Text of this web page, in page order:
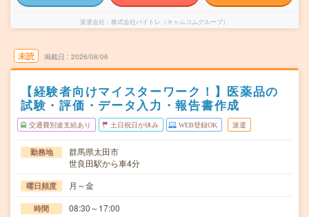
派遣会社 株式会社バイトレ（キャムコムグループ）
未読 掲載日 2026/08/06
【経験者向けマイスターワーク！】医薬品の
試験・評価・データ入力・報告書作成
交通費別途支給あり 土日祝日が休み WEB登録OK 派遣
勤務地
群馬県太田市
世良田駅から車4分
曜日頻度 月～金
時間 08:30～17:00